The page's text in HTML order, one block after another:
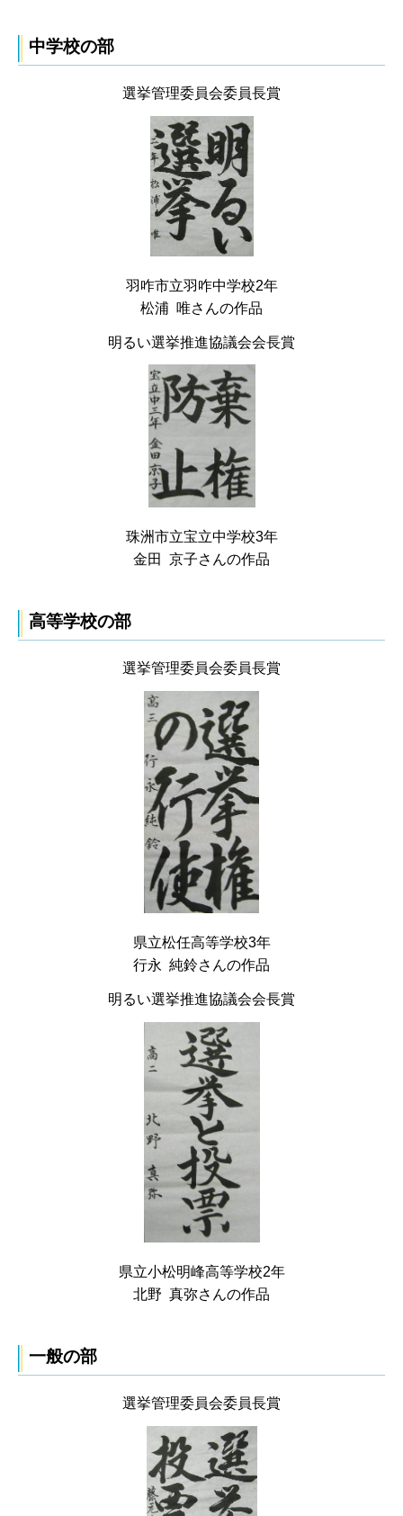
中学校の部
選挙管理委員会委員長賞
羽咋市立羽咋中学校2年
松浦 唯さんの作品
明るい選挙推進協議会会長賞
珠洲市立宝立中学校3年
金田 京子さんの作品
高等学校の部
選挙管理委員会委員長賞
県立松任高等学校3年
行永 純鈴さんの作品
明るい選挙推進協議会会長賞
県立小松明峰高等学校2年
北野 真弥さんの作品
一般の部
選挙管理委員会委員長賞